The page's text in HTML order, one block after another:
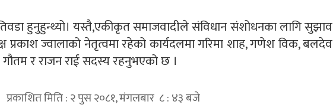
हुनुहुन्थ्यो। यस्तै,एकीकृत समाजवादीले संविधान संशोधनका लागि सुझाव
प्रकाश ज्वालाको नेतृत्वमा रहेको कार्यदलमा गरिमा शाह, गणेश विक, बलदेव
गौतम र राजन राई सदस्य रहनुभएको छ ।
प्रकाशित मिति : २ पुस २०८१, मंगलबार ८ : ४३ बजे